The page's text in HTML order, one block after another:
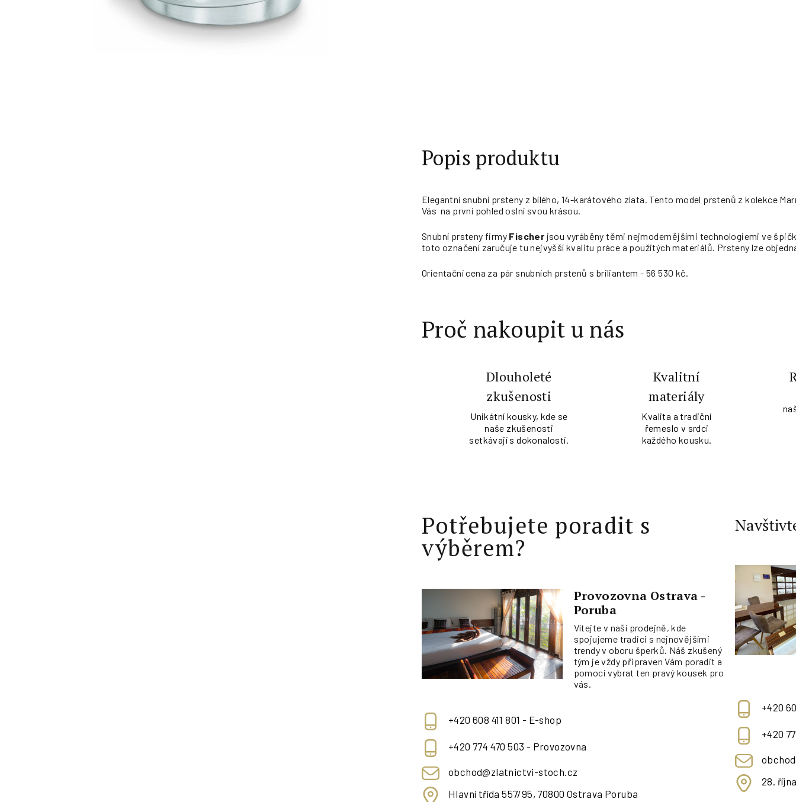
Popis produktu
Elegantní snubní prsteny z bílého, 14-karátového zlata. Tento model prstenů z kolekce
Vás na první pohled oslní svou krásou.
Snubní prsteny firmy Fischer jsou vyráběny těmi nejmodernějšími technologiemi ve
toto označení zaručuje tu nejvyšší kvalitu práce a použitých materiálů. Prsteny lze
Orientační cena za pár snubních prstenů s briliantem - 56 530 kč.
Proč nakoupit u nás
Dlouholeté
zkušenosti
Unikátní kousky, kde se
naše zkušenosti
setkávají s dokonalostí.
Kvalitní
materiály
Kvalita a tradiční
řemeslo v srdci
každého kousku.
Potřebujete poradit s
výběrem?
Provozovna Ostrava -
Poruba
Vítejte v naší prodejně, kde
spojujeme tradici s nejnovějšími
trendy v oboru šperků. Náš zkušený
tým je vždy připraven Vám poradit a
pomoci vybrat ten pravý kousek pro
vás.
+420 608 411 801 - E-shop
+420 774 470 503 - Provozovna
obchod@zlatnictvi-stoch.cz
Hlavní třída 557/95, 70800 Ostrava Poruba
+420
+420
28.